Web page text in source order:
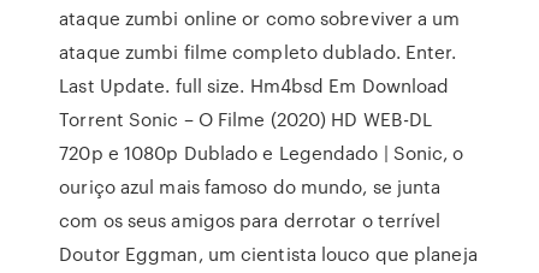
ataque zumbi online or como sobreviver a um
ataque zumbi filme completo dublado. Enter.
Last Update. full size. Hm4bsd Em Download
Torrent Sonic – O Filme (2020) HD WEB-DL
720p e 1080p Dublado e Legendado | Sonic, o
ouriço azul mais famoso do mundo, se junta
com os seus amigos para derrotar o terrível
Doutor Eggman, um cientista louco que planeja